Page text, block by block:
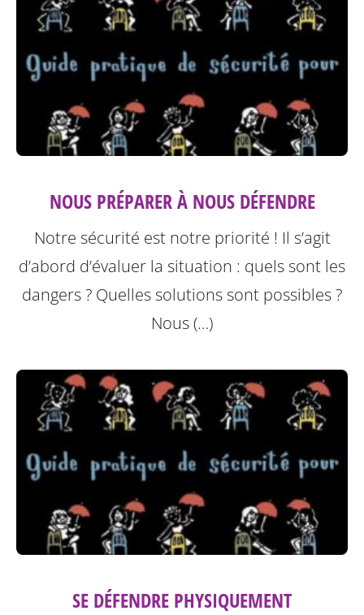
NOUS PRÉPARER À NOUS DÉFENDRE
Notre sécurité est notre priorité ! Il s’agit
d’abord d’évaluer la situation : quels sont les
dangers ? Quelles solutions sont possibles ?
Nous (…)
SE DÉFENDRE PHYSIQUEMENT